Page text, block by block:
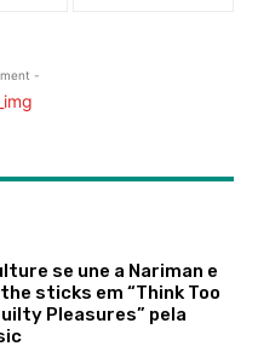
-
se une a Nariman e
sticks em “Think Too
Pleasures” pela